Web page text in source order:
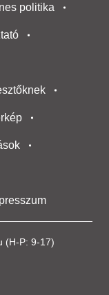
(H-P: 9-17)
politika